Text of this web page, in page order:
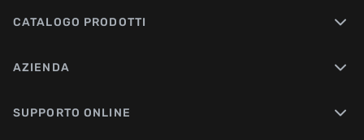
CATALOGO PRODOTTI
AZIENDA
SUPPORTO ONLINE